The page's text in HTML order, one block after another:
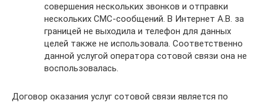
совершения нескольких звонков и отправки
нескольких СМС-сообщений. В Интернет А.В. за
границей не выходила и телефон для данных
целей также не использовала. Соответственно
данной услугой оператора сотовой связи она не
воспользовалась.
Договор оказания услуг сотовой связи является по